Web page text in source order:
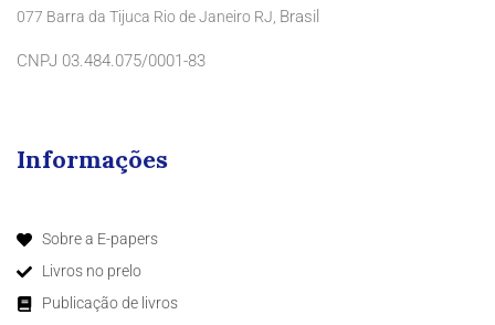
077 Barra da Tijuca Rio de Janeiro RJ, Brasil
CNPJ 03.484.075/0001-83
Informações
Sobre a E-papers
Livros no prelo
Publicação de livros